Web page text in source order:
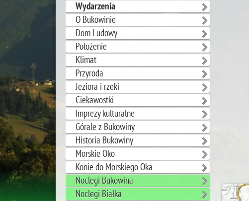
Wydarzenia
O Bukowinie
Dom Ludowy
Położenie
Klimat
Przyroda
Jeziora i rzeki
Ciekawostki
Imprezy kulturalne
Górale z Bukowiny
Historia Bukowiny
Morskie Oko
Konie do Morskiego Oka
Noclegi Bukowina
Noclegi Białka